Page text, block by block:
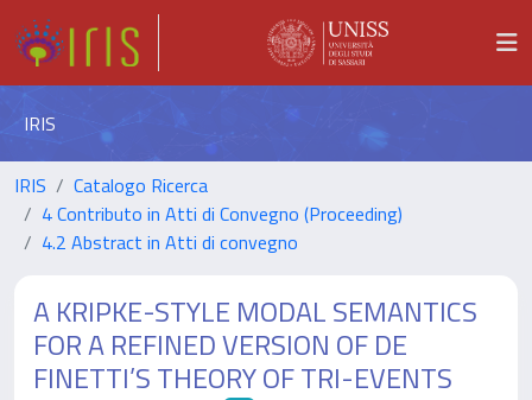
IRIS
IRIS
Catalogo Ricerca
4 Contributo in Atti di Convegno (Proceeding)
4.2 Abstract in Atti di convegno
A KRIPKE-STYLE MODAL SEMANTICS
FOR A REFINED VERSION OF DE
FINETTI’S THEORY OF TRI-EVENTS